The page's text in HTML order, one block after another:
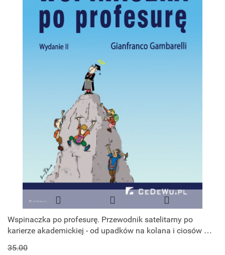
Wspinaczka po profesurę. Przewodnik satelitarny po
karierze akademickiej - od upadków na kolana i ciosów w
35.00